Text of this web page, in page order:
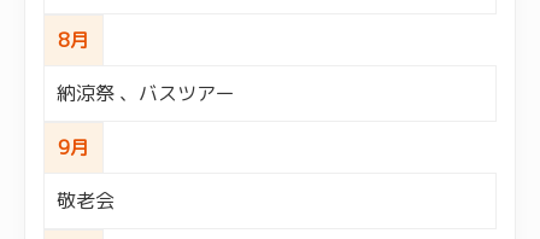
8月
納涼祭 、バスツアー
9月
敬老会